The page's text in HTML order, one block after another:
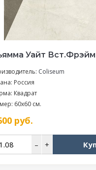
Уайт Вст.Фрэйм
Coliseum
Россия
Квадрат
60x60 см.
руб.
– +